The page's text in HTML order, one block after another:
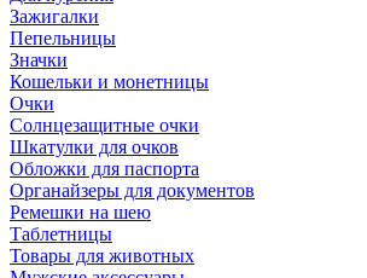
Зажигалки
Пепельницы
Значки
Кошельки и монетницы
Очки
Солнцезащитные очки
Шкатулки для очков
Обложки для паспорта
Органайзеры для документов
Ремешки на шею
Таблетницы
Товары для животных